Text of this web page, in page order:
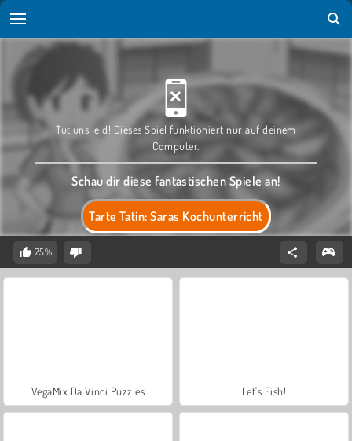
Tarte Tatin: Saras Kochunterricht
Tut uns leid! Dieses Spiel funktioniert nur auf deinem
Computer.
Schau dir diese fantastischen Spiele an!
75%
VegaMix Da Vinci Puzzles Let's Fish!